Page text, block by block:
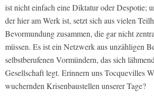
ist nicht einfach eine Diktatur oder Despotie;
der hier am Werk ist, setzt sich aus vielen
Bevormundung zusammen, die gar nicht
müssen. Es ist ein Netzwerk aus unzähligen
selbstberufenen Vormündern, das sich
Gesellschaft legt. Erinnern uns Tocquevilles
wuchernden Krisenbaustellen unserer Tage?